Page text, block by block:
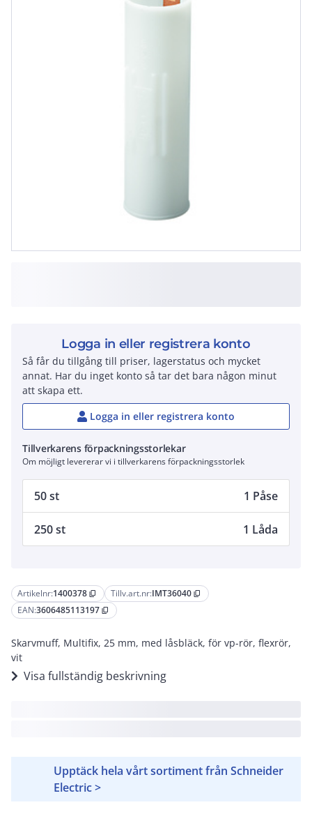
Artikelnr:1400378 content_copy Tillv.art.nr:IMT36040 content_copy
EAN:3606485113197 content_copy
Skarvmuff, Multifix, 25 mm, med låsbläck, för vp-rör, flexrör,
vit
Visa fullständig beskrivning
Upptäck hela vårt sortiment från Schneider
Electric >
Logga in eller registrera konto
Så får du tillgång till priser, lagerstatus och mycket
annat. Har du inget konto så tar det bara någon minut
att skapa ett.
Logga in eller registrera konto
Tillverkarens förpackningsstorlekar
Om möjligt levererar vi i tillverkarens förpackningsstorlek
50 st 1 Påse
250 st 1 Låda